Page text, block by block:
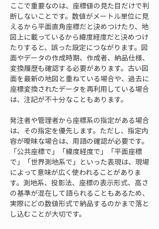
ここで重要なのは、座標値の見た目だけで判
断しないことです。数値がメートル単位に見
えるから平面直角座標だと決めつけたり、地
図上に載っているから緯度経度だと決めつけ
たりすると、誤った設定につながります。図
面やデータの作成時期、作成者、納品仕様、
変換履歴も確認する必要があります。古い図
面を最新の地図と重ねている場合や、過去に
座標変換されたデータを再利用している場合
は、注記が不十分なこともあります。
発注者や管理者から座標系の指定がある場合
は、その指定を優先します。ただし、指定内
容が曖昧な場合は、用語の確認が必要です。
「公共座標で」「緯度経度で」「平面座標
で」「世界測地系で」といった表現は、現場
によって意味が広く使われることがありま
す。測地系、投影法、座標の表示形式、高さ
の基準が混在して語られることもあるため、
実際にどの数値形式で納品するのかまで落と
し込むことが大切です。